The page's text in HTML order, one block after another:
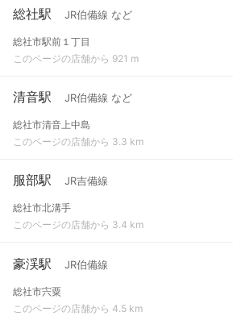
総社駅 JR伯備線 など
総社市駅前１丁目
このページの店舗から 921 m
清音駅 JR伯備線 など
総社市清音上中島
このページの店舗から 3.3 km
服部駅 JR吉備線
総社市北溝手
このページの店舗から 3.4 km
豪渓駅 JR伯備線
総社市宍粟
このページの店舗から 4.5 km